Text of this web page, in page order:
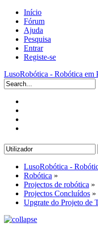
Início
Fórum
Ajuda
Pesquisa
Entrar
Registe-se
LusoRobótica - Robótica em
LusoRobótica -
Robótica »
Projectos de robótica »
Projectos Concluídos »
Upgrate do Projeto de